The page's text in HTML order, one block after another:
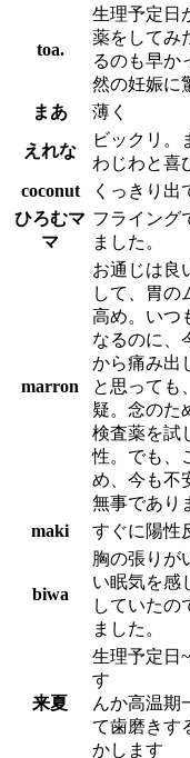
toa.
生理予定日
薬をしてみ
るのも早か
然の妊娠に
まあ
薄く
えれな
ビックリ。
わじわと喜
coconut
くっきり出
ひろむマ
マ
フライング
ました。
marron
お通じは良
して、胃の
高め。いつ
なるのに、
から痛み出
と思っても
疑。念のた
検査薬を試
性。でも、
め、今も不
無事であり
maki
すぐに陽性
biwa
胸の張りが
い眠気を感
していたの
ました。
来夏
生理予定日
んか高温期
て歯磨きす
かします